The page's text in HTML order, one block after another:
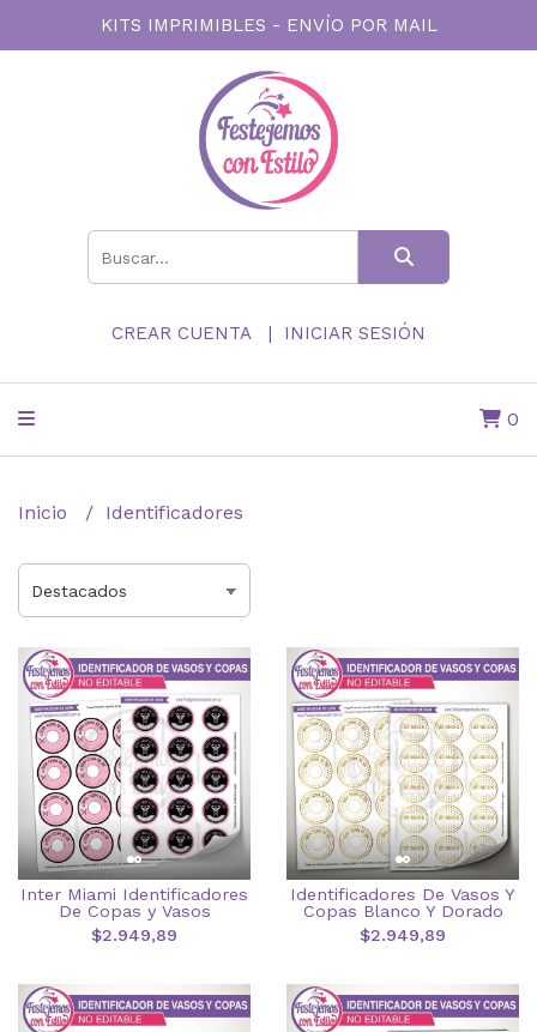
KITS IMPRIMIBLES - ENVÍO POR MAIL
CREAR CUENTA INICIAR SESIÓN
0
Inicio Identificadores
Inter Miami Identificadores
De Copas y Vasos
$2.949,89
Identificadores De Vasos Y
Copas Blanco Y Dorado
$2.949,89